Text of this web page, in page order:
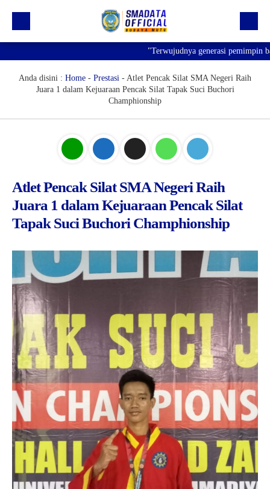
Profil
Prestasi
"Terwujudnya generasi pemimpin
Anda disini : Home - Prestasi - Atlet Pencak Silat SMA Negeri Raih
Juara 1 dalam Kejuaraan Pencak Silat Tapak Suci Buchori
Champhionship
Atlet Pencak Silat SMA Negeri Raih
Juara 1 dalam Kejuaraan Pencak Silat
Tapak Suci Buchori Champhionship